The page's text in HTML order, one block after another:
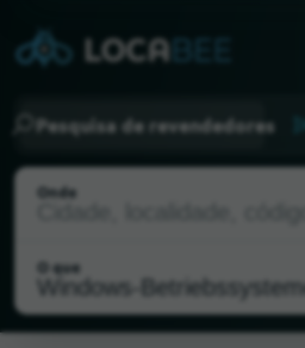
Pesquisa de revendedores
Onde
O que